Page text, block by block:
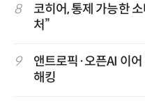
8
코히어, 통제 가능한
처”
9
앤트로픽·오픈AI 이
해킹